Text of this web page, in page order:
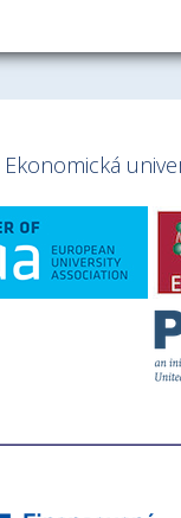
Ekonomická